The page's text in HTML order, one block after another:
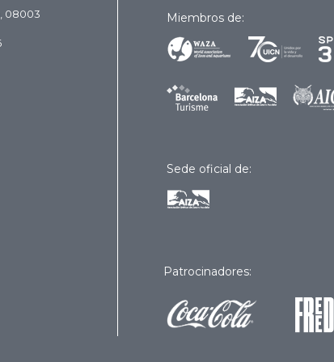
08003
Miembros de:
Sede oficial de:
Patrocinadores: